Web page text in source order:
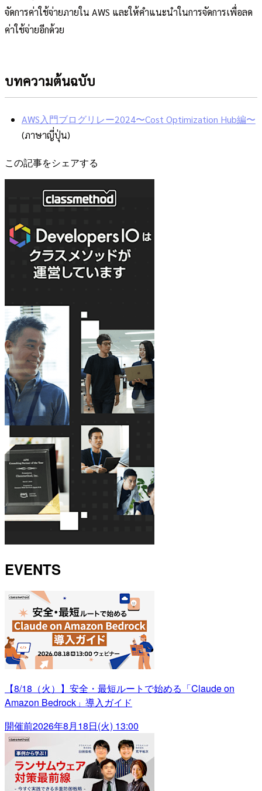
จัดการค่าใช้จ่ายภายใน AWS และให้คำแนะนำในการจัดการเพื่อลด
ค่าใช้จ่ายอีกด้วย
บทความต้นฉบับ
AWS入門ブログリレー2024〜Cost Optimization Hub編〜
(ภาษาญี่ปุ่น)
この記事をシェアする
EVENTS
【8/18（火）】安全・最短ルートで始める「Claude on
Amazon Bedrock」導入ガイド
開催前2026年8月18日(火) 13:00